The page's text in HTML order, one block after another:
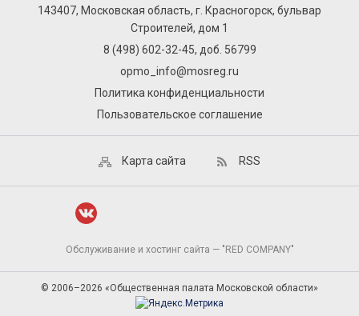
143407, Московская область, г. Красногорск, бульвар
Строителей, дом 1
8 (498) 602-32-45, доб. 56799
opmo_info@mosreg.ru
Политика конфиденциальности
Пользовательское соглашение
Карта сайта RSS
Обслуживание и хостинг сайта — "RED COMPANY"
© 2006–2026 «Общественная палата Московской области»